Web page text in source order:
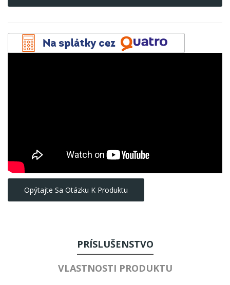
Opýtajte Sa Otázku K Produktu
PRÍSLUŠENSTVO
VLASTNOSTI PRODUKTU